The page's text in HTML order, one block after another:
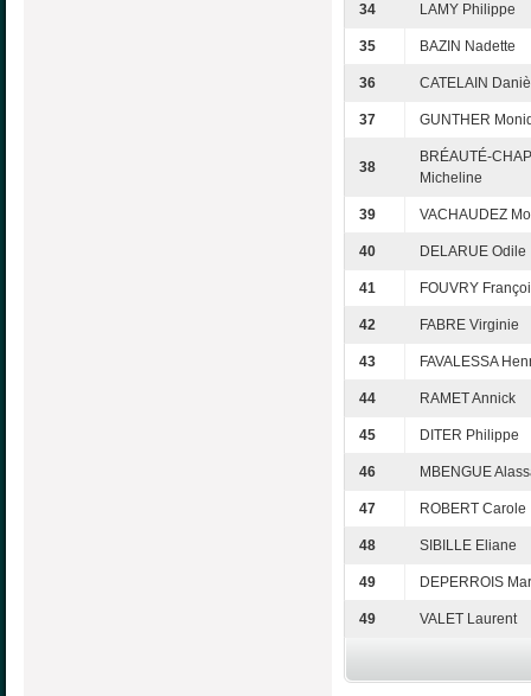
34 LAMY Philippe
35 BAZIN Nadette
36 CATELAIN
37 GUNTHER
38
BRÉAUTÉ-
Micheline
39 VACHAUDEZ
40 DELARUE Odile
41 FOUVRY
42 FABRE Virginie
43 FAVALESSA
44 RAMET Annick
45 DITER Philippe
46 MBENGUE
47 ROBERT Carole
48 SIBILLE Eliane
49 DEPERROIS
49 VALET Laurent